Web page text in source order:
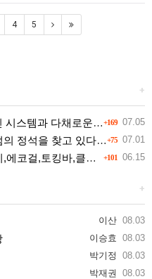
4 5
+
+169 07.05
다채로운 인력 풀의 진실
+75 07.01
석을 찾고 있다면 여기
+101 06.15
) 유흥별 가격 및 후기공유
+
이산 08.03
이승효 08.03
박기정 08.03
박재권 08.03